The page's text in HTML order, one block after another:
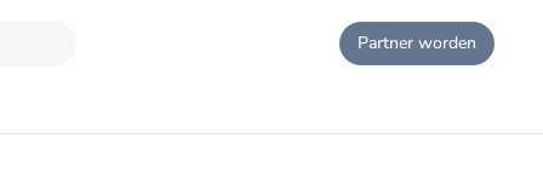
Partner worden